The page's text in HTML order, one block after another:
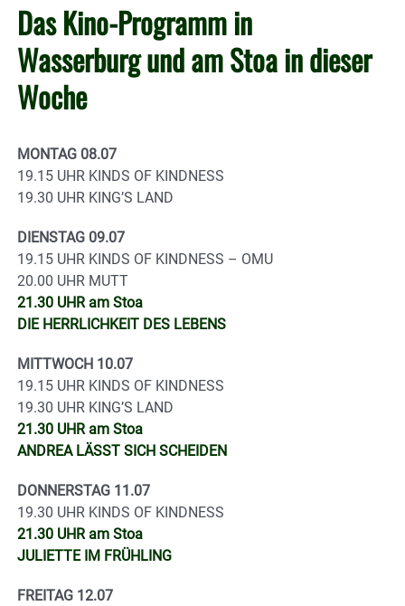
Das Kino-Programm in
Wasserburg und am Stoa in dieser
Woche
MONTAG 08.07
19.15 UHR KINDS OF KINDNESS
19.30 UHR KING’S LAND
DIENSTAG 09.07
19.15 UHR KINDS OF KINDNESS – OMU
20.00 UHR MUTT
21.30 UHR am Stoa
DIE HERRLICHKEIT DES LEBENS
MITTWOCH 10.07
19.15 UHR KINDS OF KINDNESS
19.30 UHR KING’S LAND
21.30 UHR am Stoa
ANDREA LÄSST SICH SCHEIDEN
DONNERSTAG 11.07
19.30 UHR KINDS OF KINDNESS
21.30 UHR am Stoa
JULIETTE IM FRÜHLING
FREITAG 12.07